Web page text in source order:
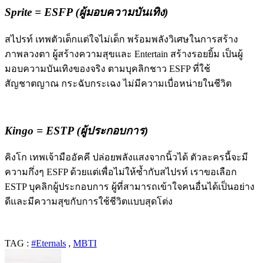
Sprite = ESFP (ผู้มอบความบันเทิง)
สไปรท์ เทพตัวเด็กแต่ใจไม่เด็ก พร้อมพลังวิเศษในการสร้าง
ภาพลวงตา ผู้สร้างความสุขและ Entertain สร้างรอยยิ้ม เป็นผู้
มอบความบันเทิงของจริง ตามบุคลิกชาว ESFP ที่ใช้
สัญชาตญาณ กระฉับกระเฉง ไม่มีความเบื่อหน่ายในชีวิต
Kingo = ESTP (ผู้ประกอบการ)
คิงโก เทพเจ้ามืออัคคี ปล่อยพลังแสงจากนิ้วได้ ตัวละครนี้จะมี
ความกึ่งๆ ESFP ด้วยแต่เพื่อไม่ให้ซ้ำกับสไปรท์ เราขอเลือก
ESTP บุคลิกผู้ประกอบการ ผู้ที่สามารถเข้าใจคนอื่นได้เป็นอย่าง
ดีและมีความสุขกับการใช้ชีวิตแบบสุดโต่ง
TAG : #Eternals , MBTI